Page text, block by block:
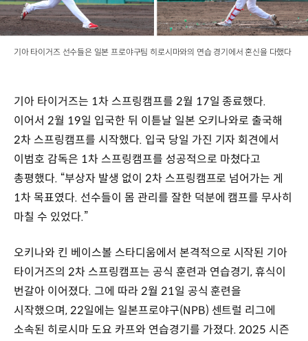
기아 타이거즈 선수들은 일본 프로야구팀 히로시마와의 연습 경기에서 혼신을 다했다
기아 타이거즈는 1차 스프링캠프를 2월 17일 종료했다.
이어서 2월 19일 입국한 뒤 이튿날 일본 오키나와로 출국해
2차 스프링캠프를 시작했다. 입국 당일 가진 기자 회견에서
이범호 감독은 1차 스프링캠프를 성공적으로 마쳤다고
총평했다. “부상자 발생 없이 2차 스프링캠프로 넘어가는 게
1차 목표였다. 선수들이 몸 관리를 잘한 덕분에 캠프를 무사히
마칠 수 있었다.”
오키나와 킨 베이스볼 스타디움에서 본격적으로 시작된 기아
타이거즈의 2차 스프링캠프는 공식 훈련과 연습경기, 휴식이
번갈아 이어졌다. 그에 따라 2월 21일 공식 훈련을
시작했으며, 22일에는 일본프로야구(NPB) 센트럴 리그에
소속된 히로시마 도요 카프와 연습경기를 가졌다. 2025 시즌